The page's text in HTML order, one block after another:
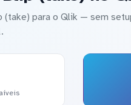
para o Qlik — sem